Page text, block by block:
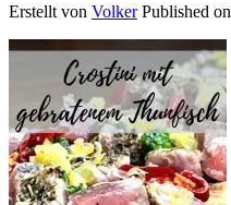
Erstellt von Volker Published on